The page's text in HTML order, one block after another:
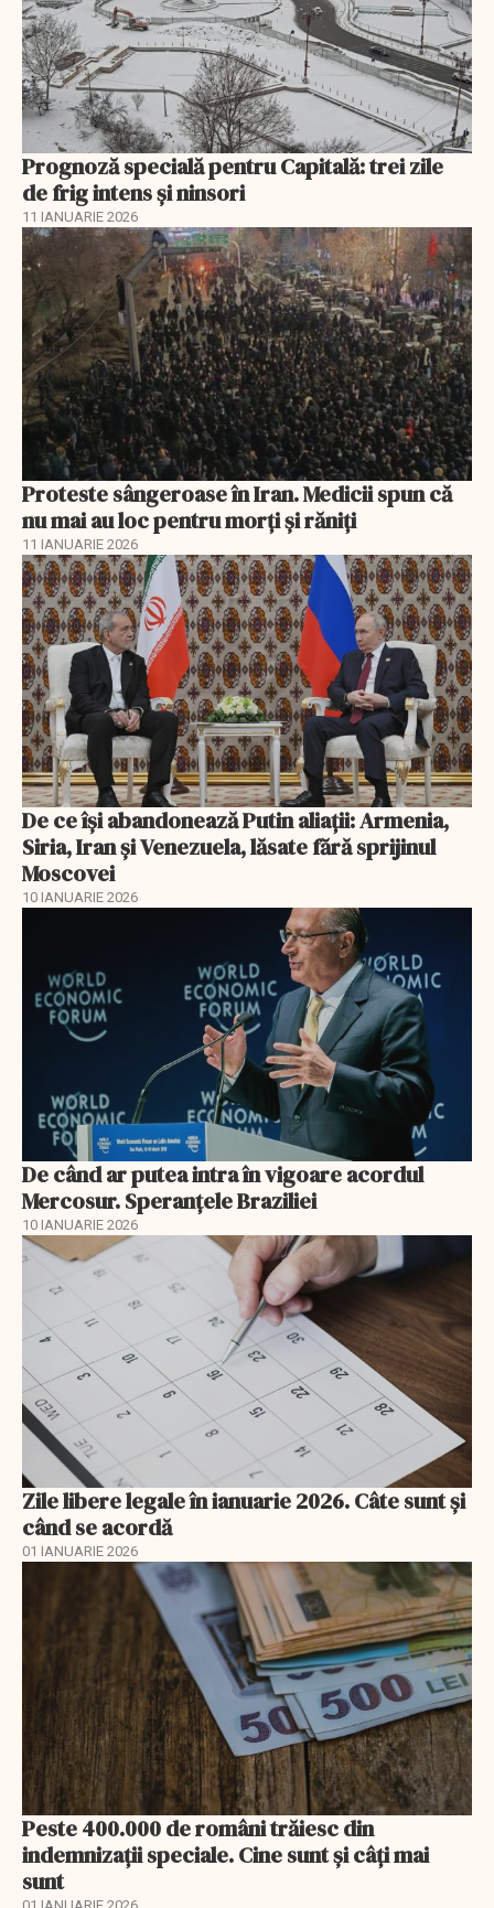
Prognoză specială pentru Capitală: trei zile
de frig intens și ninsori
11 IANUARIE 2026
Proteste sângeroase în Iran. Medicii spun că
nu mai au loc pentru morți și răniți
11 IANUARIE 2026
De ce își abandonează Putin aliații: Armenia,
Siria, Iran și Venezuela, lăsate fără sprijinul
Moscovei
10 IANUARIE 2026
De când ar putea intra în vigoare acordul
Mercosur. Speranțele Braziliei
10 IANUARIE 2026
Zile libere legale în ianuarie 2026. Câte sunt și
când se acordă
01 IANUARIE 2026
Peste 400.000 de români trăiesc din
indemnizații speciale. Cine sunt și câți mai
sunt